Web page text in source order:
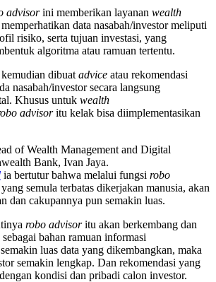
advisorini memberikan layanan wealth
data nasabah/investor meliputi
risiko, serta tujuan investasi, yang
algoritma atau ramuan tertentu.
dibuat advice atau rekomendasi
nasabah/investor secara langsung
Khusus untuk wealth
advisoritu kelak bisa diimplementasikan
of Wealth Management and Digital
Bank, Ivan Jaya.
ia bertutur bahwa melalui fungsi robo
semula terbatas dikerjakan manusia, akan
dan cakupannya pun semakin luas.
robo advisoritu akan berkembang dan
sebagai bahan ramuan informasi
luas data yang dikembangkan, maka
semakin lengkap. Dan rekomendasi yang
kondisi dan pribadi calon investor.